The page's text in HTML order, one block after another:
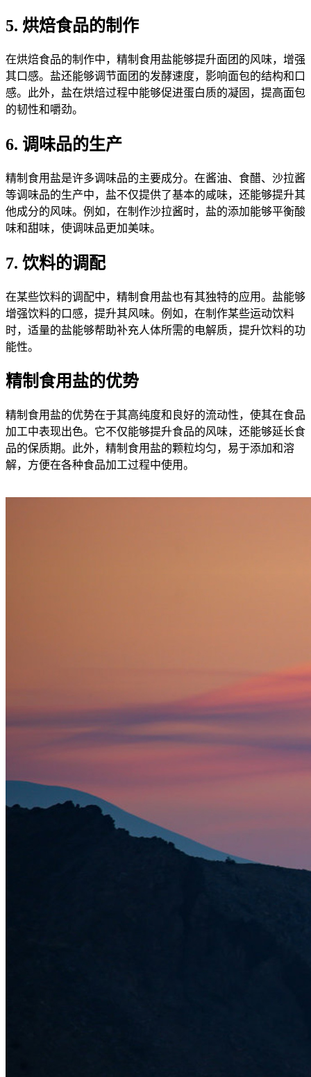
5. 烘焙食品的制作
在烘焙食品的制作中，精制食用盐能够提升面团的风味，增强
其口感。盐还能够调节面团的发酵速度，影响面包的结构和口
感。此外，盐在烘焙过程中能够促进蛋白质的凝固，提高面包
的韧性和嚼劲。
6. 调味品的生产
精制食用盐是许多调味品的主要成分。在酱油、食醋、沙拉酱
等调味品的生产中，盐不仅提供了基本的咸味，还能够提升其
他成分的风味。例如，在制作沙拉酱时，盐的添加能够平衡酸
味和甜味，使调味品更加美味。
7. 饮料的调配
在某些饮料的调配中，精制食用盐也有其独特的应用。盐能够
增强饮料的口感，提升其风味。例如，在制作某些运动饮料
时，适量的盐能够帮助补充人体所需的电解质，提升饮料的功
能性。
精制食用盐的优势
精制食用盐的优势在于其高纯度和良好的流动性，使其在食品
加工中表现出色。它不仅能够提升食品的风味，还能够延长食
品的保质期。此外，精制食用盐的颗粒均匀，易于添加和溶
解，方便在各种食品加工过程中使用。